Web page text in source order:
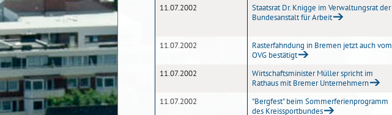
11.07.2002
Staatsrat Dr. Knigge im Verwaltungsrat der
Bundesanstalt für Arbeit
11.07.2002
Rasterfahndung in Bremen jetzt auch vom
OVG bestätigt
11.07.2002
Wirtschaftsminister Müller spricht im
Rathaus mit Bremer Unternehmern
11.07.2002
"Bergfest" beim Sommerferienprogramm
des Kreissportbundes